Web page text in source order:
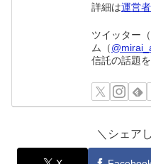
詳細は運営
ツイッター（
ム（
信託の話題
＼シェア